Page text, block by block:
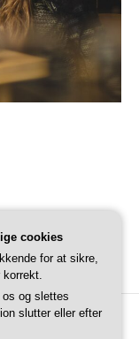
forbeholdes.
cookies
for at sikre,
korrekt.
og slettes
slutter eller efter